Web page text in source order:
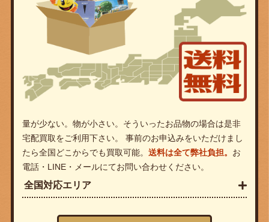
量が少ない。物が小さい。そういったお品物の場合は是非
宅配買取をご利用下さい。 事前のお申込みをいただけまし
たら全国どこからでも買取可能。 送料は全て弊社負担。 お
電話・LINE・メールにてお問い合わせください。
全国対応エリア